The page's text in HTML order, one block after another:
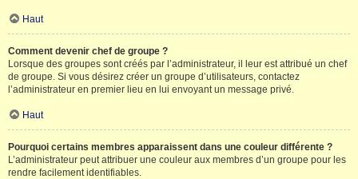
Haut
Comment devenir chef de groupe ?
Lorsque des groupes sont créés par l’administrateur, il leur est attribué un chef
de groupe. Si vous désirez créer un groupe d’utilisateurs, contactez
l’administrateur en premier lieu en lui envoyant un message privé.
Haut
Pourquoi certains membres apparaissent dans une couleur différente ?
L’administrateur peut attribuer une couleur aux membres d’un groupe pour les
rendre facilement identifiables.